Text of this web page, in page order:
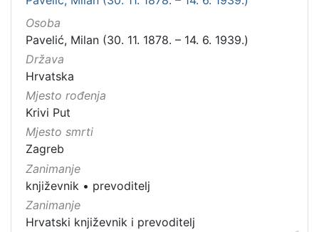
Osoba
Pavelić, Milan (30. 11. 1878. – 14. 6. 1939.)
Država
Hrvatska
Mjesto rođenja
Krivi Put
Mjesto smrti
Zagreb
Zanimanje
književnik • prevoditelj
Zanimanje
Hrvatski književnik i prevoditelj